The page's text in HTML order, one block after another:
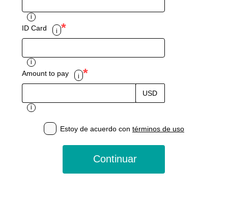
i
ID Card i *
i
Amount to pay i *
USD
i
Estoy de acuerdo con términos de uso